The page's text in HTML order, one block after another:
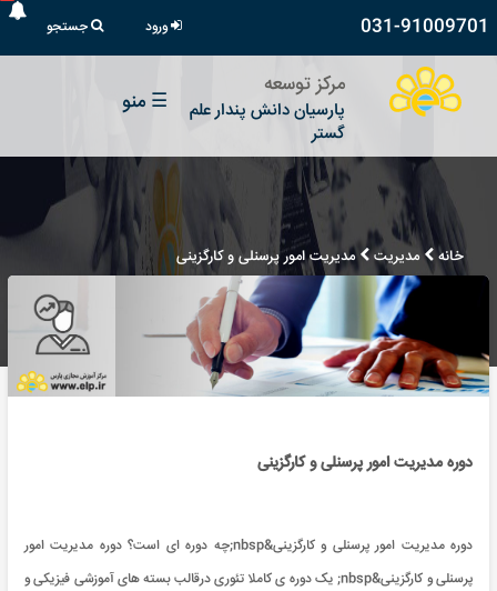
031-91009701 ورود جستجو
مرکز توسعه
پارسیان دانش پندار علم
گستر
☰ منو
خانه مدیریت مدیریت امور پرسنلی و کارگزینی
دوره مدیریت امور پرسنلی و کارگزینی
دوره مدیریت امور پرسنلی و کارگزینی&nbsp;چه دوره ای است؟ دوره مدیریت امور
پرسنلی و کارگزینی&nbsp; یک دوره ی کاملا تئوری درقالب بسته های آموزشی فیزیکی و